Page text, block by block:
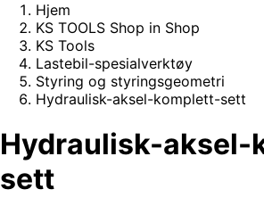
Hjem
KS TOOLS Shop in Shop
KS Tools
Lastebil-spesialverktøy
Styring og styringsgeometri
Hydraulisk-aksel-komplett-sett
Hydraulisk-aksel-
sett